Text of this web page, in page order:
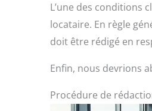
L’une des conditions
locataire. En règle
doit être rédigé en
Enfin, nous devrions
Procédure de